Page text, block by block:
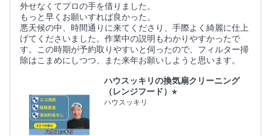
外せなくてプロの手を借りました。
もっと早くお願いすれば良かった。
悪天候の中、時間通りに来てくださり、手際よく綺麗に仕上
げてくださいました。作業中の説明もわかりやすかったで
す。この時期が予約取りやすいと伺ったので、フィルター掃
除はこまめにしつつ、また来年お願いしようと思います。
ハウスッキリの換気扇クリーニング
（レンジフード）⭐︎
ハウスッキリ